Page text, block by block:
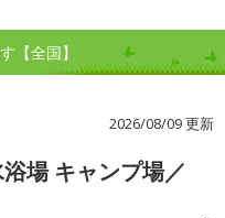
【全国】
2026/08/09 更新
場 キャンプ場／